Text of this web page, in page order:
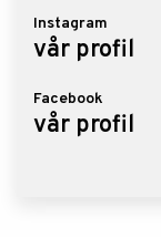
Instagram
vår profil
Facebook
vår profil